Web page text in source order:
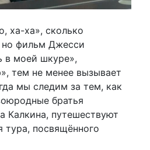
ха-ха», сколько
фильм Джесси
в моей шкуре»,
тем не менее вызывает
мы следим за тем, как
братья
Калкина, путешествуют
посвящённого